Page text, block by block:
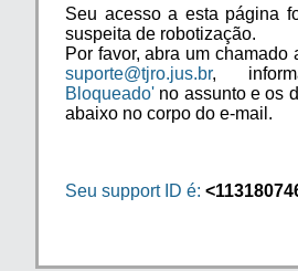
Seu acesso a esta página
suspeita de robotização.
Por favor, abra um chamado
suporte@tjro.jus.br,
Bloqueado' no assunto e os
abaixo no corpo do e-mail.
Seu support ID é: